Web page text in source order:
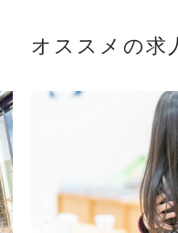
オススメの求